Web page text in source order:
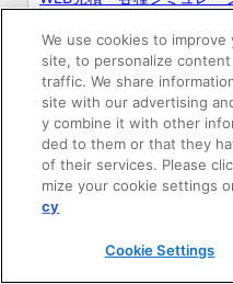
交換用部品の購入
修理・点検
お問い合わせ
ログイン
建築・設計関係者様向けサ
We use cookies to
site, to personalize
traffic. We share
site with our advertising
y combine it with other
ded to them or that they
of their services. Please
mize your cookie settings
cy
Cookie Settings